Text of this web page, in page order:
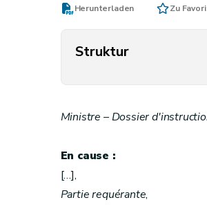
Herunterladen Zu
Struktur
Ministre – Dossier
En cause :
[…],
Partie requérante,